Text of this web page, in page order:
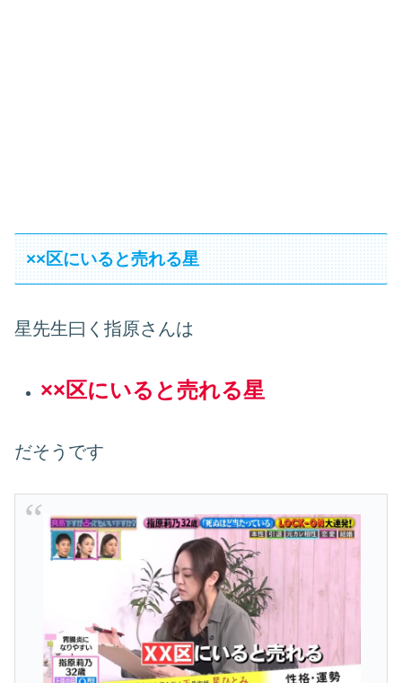
××区にいると売れる星
星先生曰く指原さんは
××区にいると売れる星
だそうです